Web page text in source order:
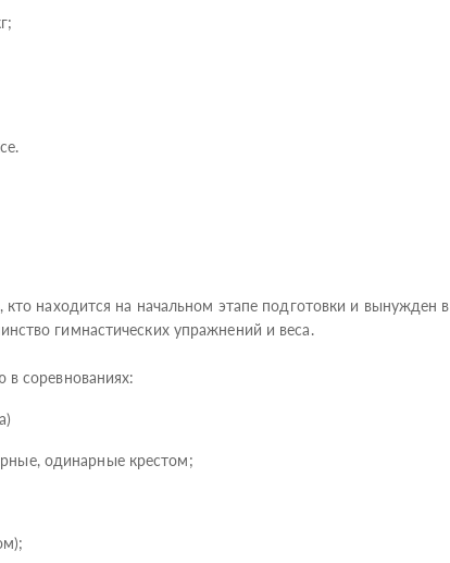
находится на начальном этапе подготовки и вынужден в
гимнастических упражнений и веса.
соревнованиях:
одинарные крестом;